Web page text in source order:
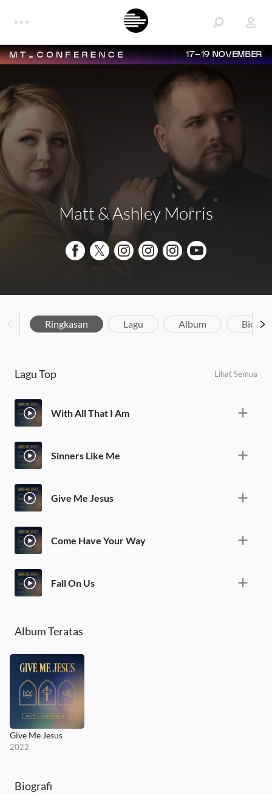
17–19 NOVEMBER
Matt & Ashley Morris
Ringkasan Lagu Album
Lagu Top Lihat Semua
With All That I Am
Sinners Like Me
Give Me Jesus
Come Have Your Way
Fall On Us
Album Teratas
Give Me Jesus
2022
Biografi